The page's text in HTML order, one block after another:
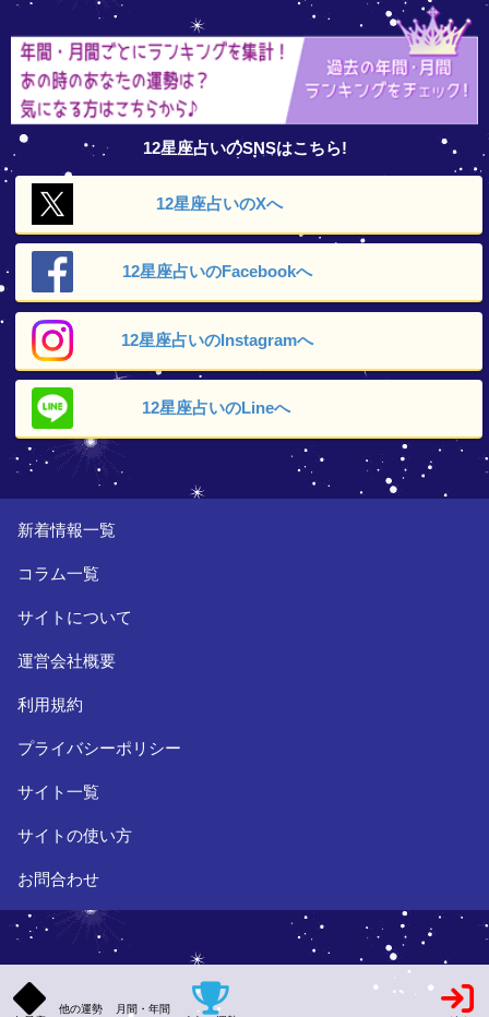
12星座占いのSNSはこちら!
12星座占いのXへ
12星座占いのFacebookへ
12星座占いのInstagramへ
12星座占いのLineへ
新着情報一覧
コラム一覧
サイトについて
運営会社概要
利用規約
プライバシーポリシー
サイト一覧
サイトの使い方
お問合わせ
他の運勢
月間・年間